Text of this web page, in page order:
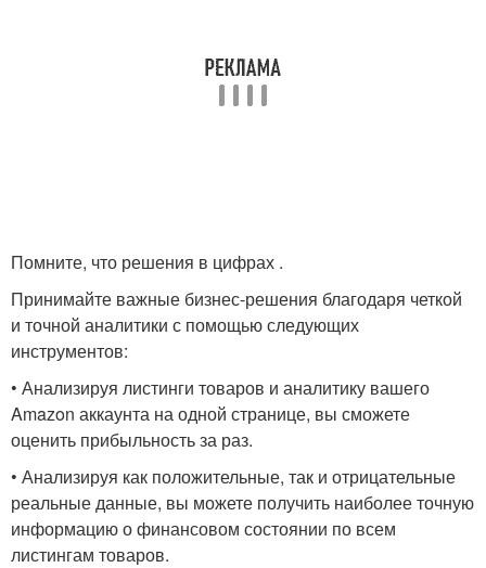
Помните, что решения в цифрах .
Принимайте важные бизнес-решения благодаря четкой
и точной аналитики с помощью следующих
инструментов:
• Анализируя листинги товаров и аналитику вашего
Amazon аккаунта на одной странице, вы сможете
оценить прибыльность за раз.
• Анализируя как положительные, так и отрицательные
реальные данные, вы можете получить наиболее точную
информацию о финансовом состоянии по всем
листингам товаров.